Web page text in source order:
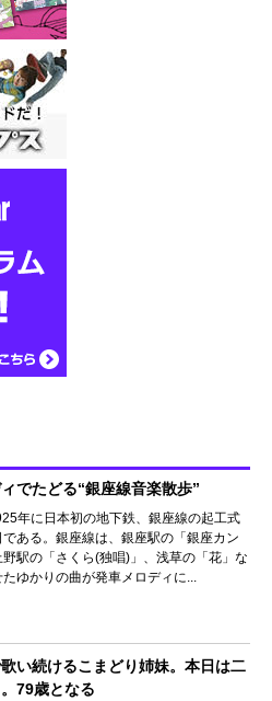
でたどる“銀座線音楽散歩”
年に日本初の地下鉄、銀座線の起工式
ある。銀座線は、銀座駅の「銀座カン
駅の「さくら(独唱)」、浅草の「花」な
ゆかりの曲が発車メロディに...
い続けるこまどり姉妹。本日は二
79歳となる